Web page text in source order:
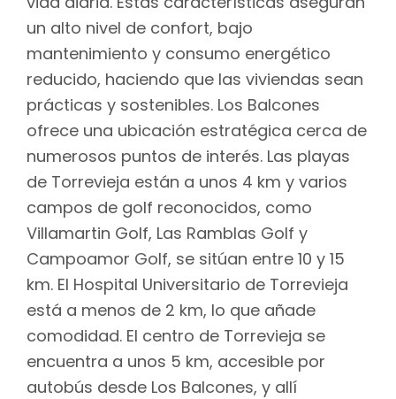
un alto nivel de confort, bajo
mantenimiento y consumo energético
reducido, haciendo que las viviendas sean
prácticas y sostenibles. Los Balcones
ofrece una ubicación estratégica cerca de
numerosos puntos de interés. Las playas
de Torrevieja están a unos 4 km y varios
campos de golf reconocidos, como
Villamartin Golf, Las Ramblas Golf y
Campoamor Golf, se sitúan entre 10 y 15
km. El Hospital Universitario de Torrevieja
está a menos de 2 km, lo que añade
comodidad. El centro de Torrevieja se
encuentra a unos 5 km, accesible por
autobús desde Los Balcones, y allí